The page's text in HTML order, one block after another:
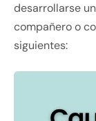
desarrollarse
compañero o
siguientes: